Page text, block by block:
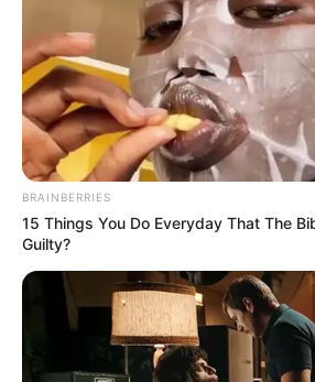
BRAINBERRIES
15 Things You Do Everyday That The
Guilty?